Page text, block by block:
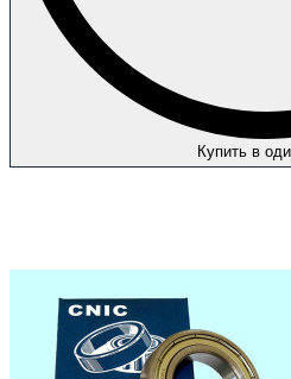
Купить в